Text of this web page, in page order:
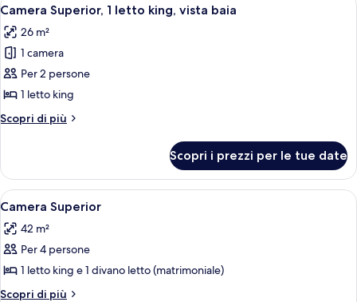
tutte
le
foto
per
Camera
Superior,
1
king,
vista
baia
10
Camera Superior, 1 letto king, vista baia
26 m²
1 camera
Per 2 persone
1 letto king
Scopri di più
Altri
Superior,
letto
vista
baia
Scopri i prezzi per le tue date
Apri
tutte
le
foto
per
Camera
Camera d'albergo con un letto, due
9
Camera Superior
42 m²
Per 4 persone
1 letto king e 1 divano letto (matrimoniale)
Scopri di più
Altri